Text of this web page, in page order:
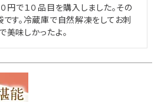
円で１０品目を購入しました。その
です。冷蔵庫で自然解凍をしてお刺
美味しかったよ。